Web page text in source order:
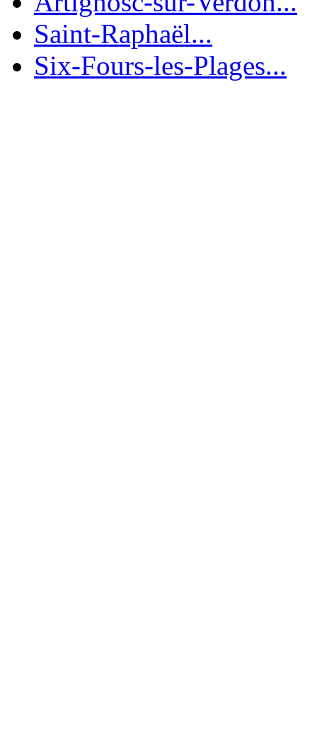
Saint-Raphaël...
Six-Fours-les-Plages...